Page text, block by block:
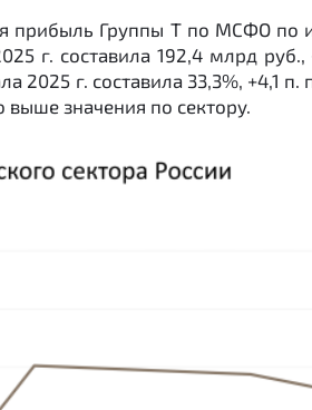
прибыль Группы Т по МСФО по
г. составила 192,4 млрд руб.,
г. составила 33,3%, +4,1 п.
выше значения по сектору.